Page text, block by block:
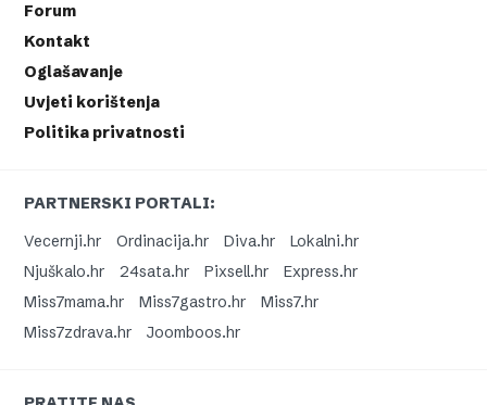
Forum
Kontakt
Oglašavanje
Uvjeti korištenja
Politika privatnosti
PARTNERSKI PORTALI:
Vecernji.hr
Ordinacija.hr Diva.hr
Lokalni.hr
Njuškalo.hr
24sata.hr Pixsell.hr
Express.hr
Miss7mama.hr
Miss7gastro.hr
Miss7.hr
Miss7zdrava.hr
Joomboos.hr